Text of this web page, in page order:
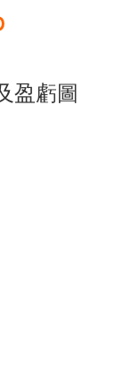
盈虧圖